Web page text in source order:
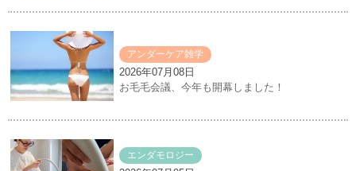
アンダーケア雑学
2026年07月08日
お毛毛会議、今年も開幕しました！
エンダモロジー